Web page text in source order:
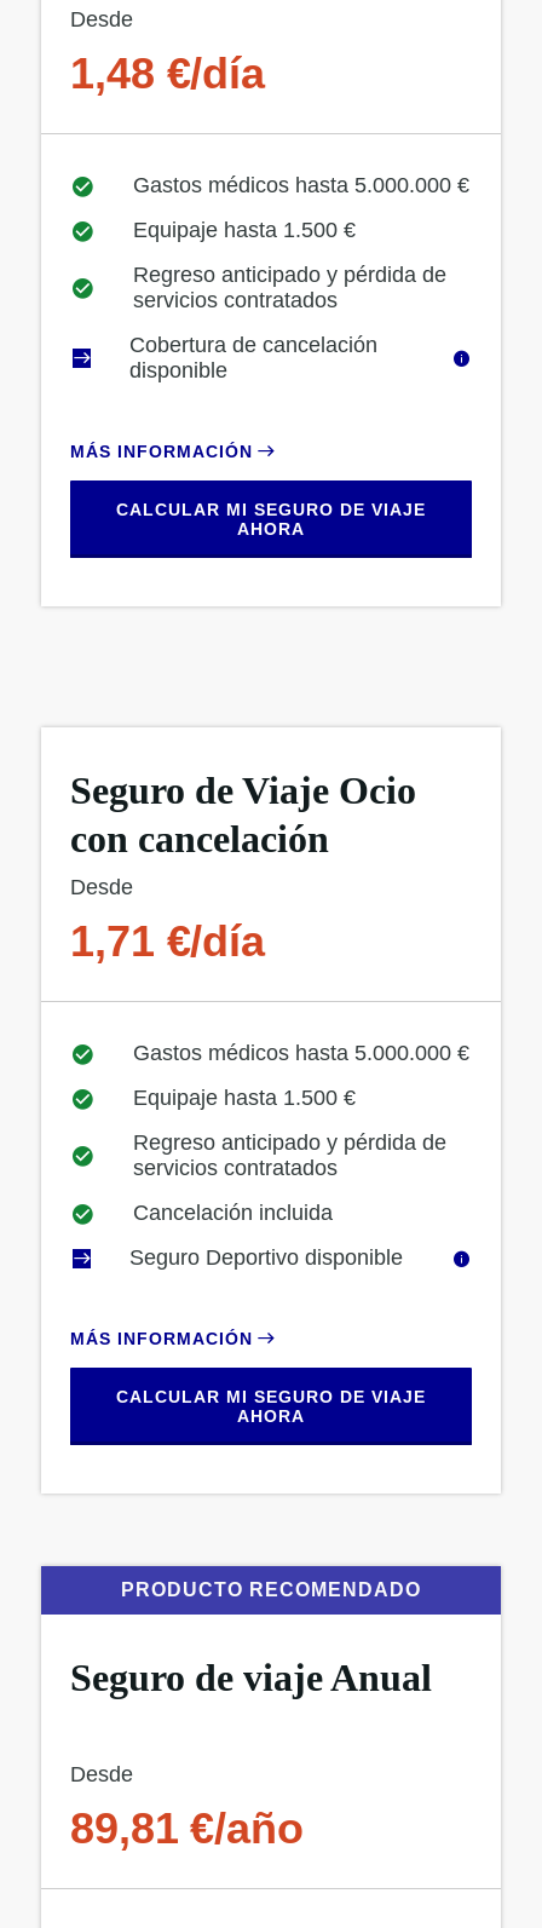
Desde
1,48 €/día
Gastos médicos hasta 5.000.000 €
Equipaje hasta 1.500 €
Regreso anticipado y pérdida de
servicios contratados
Cobertura de cancelación
disponible
MÁS INFORMACIÓN
CALCULAR MI SEGURO DE VIAJE
AHORA
Seguro de Viaje Ocio
con cancelación
Desde
1,71 €/día
Gastos médicos hasta 5.000.000 €
Equipaje hasta 1.500 €
Regreso anticipado y pérdida de
servicios contratados
Cancelación incluida
Seguro Deportivo disponible
MÁS INFORMACIÓN
CALCULAR MI SEGURO DE VIAJE
AHORA
PRODUCTO RECOMENDADO
Seguro de viaje Anual
Desde
89,81 €/año